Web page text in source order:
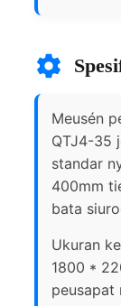
Meusén
QTJ4-35
standar
400mm
bata
Ukuran
1800 *
peusapat